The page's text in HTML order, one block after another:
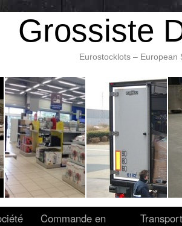
Grossiste
Eurostocklots –
Commande en